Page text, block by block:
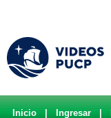
Inicio Ingresar